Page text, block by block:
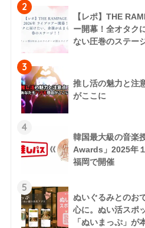
2
【レポ】THE
ー開幕！全オタク
ない圧巻のステー
3
推し活の魅力と注
がここに
4
韓国最大級の音楽
Awards」2025年
福岡で開催
5
ぬいぐるみとのお
心に。ぬい活スポ
「ぬいまっぷ」が